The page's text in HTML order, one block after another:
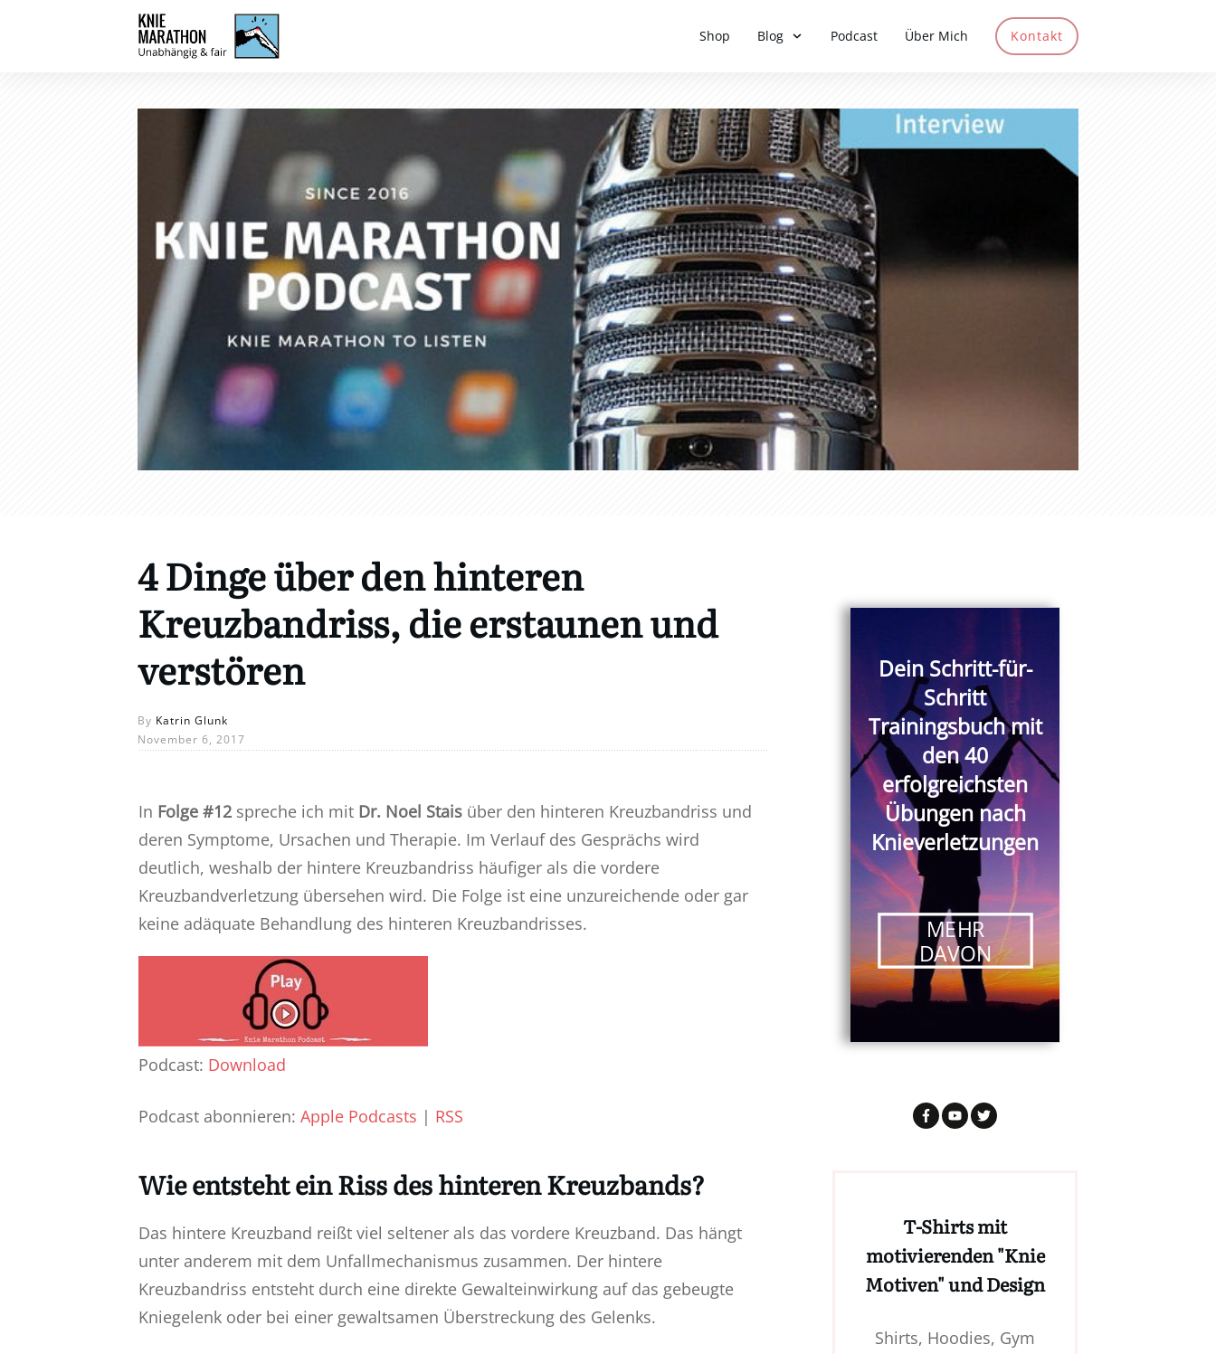
Shop Blog Podcast Über Mich Kontakt
4 Dinge über den hinteren
Kreuzbandriss, die erstaunen und
verstören
By Katrin Glunk
November 6, 2017
In Folge #12 spreche ich mit Dr. Noel Stais über den hinteren Kreuzbandriss und
deren Symptome, Ursachen und Therapie. Im Verlauf des Gesprächs wird
deutlich, weshalb der hintere Kreuzbandriss häufiger als die vordere
Kreuzbandverletzung übersehen wird. Die Folge ist eine unzureichende oder gar
keine adäquate Behandlung des hinteren Kreuzbandrisses.
Podcast: Download
Podcast abonnieren: Apple Podcasts | RSS
Wie entsteht ein Riss des hinteren Kreuzbands?
Das hintere Kreuzband reißt viel seltener als das vordere Kreuzband. Das hängt
unter anderem mit dem Unfallmechanismus zusammen. Der hintere
Kreuzbandriss entsteht durch eine direkte Gewalteinwirkung auf das gebeugte
Kniegelenk oder bei einer gewaltsamen Überstreckung des Gelenks.
Dein Schritt-für-
Schritt
Trainingsbuch mit
den 40
erfolgreichsten
Übungen nach
Knieverletzungen
MEHR
DAVON
T-Shirts mit
motivierenden "Knie
Motiven" und Design
Shirts, Hoodies, Gym